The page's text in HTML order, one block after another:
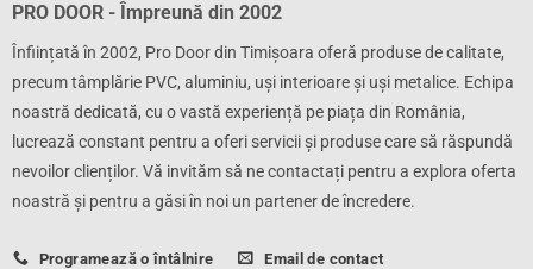
PRO DOOR - Împreună din 2002
Înființată în 2002, Pro Door din Timișoara oferă produse de calitate,
precum tâmplărie PVC, aluminiu, uși interioare și uși metalice. Echipa
noastră dedicată, cu o vastă experiență pe piața din România,
lucrează constant pentru a oferi servicii și produse care să răspundă
nevoilor clienților. Vă invităm să ne contactați pentru a explora oferta
noastră și pentru a găsi în noi un partener de încredere.
Programează o întâlnire Email de contact